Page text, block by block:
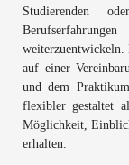
Studierenden
auf einer
und dem
flexibler gestaltet
Möglichkeit,
erhalten.